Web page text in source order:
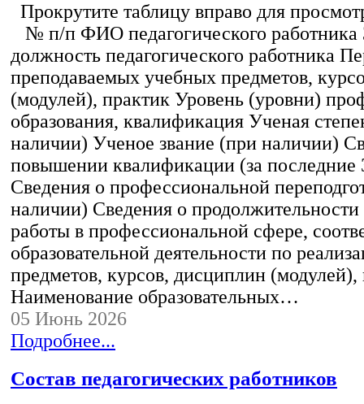
Прокрутите таблицу вправо для
№ п/п ФИО педагогического работника
должность педагогического работника
преподаваемых учебных предметов,
(модулей), практик Уровень (уровни)
образования, квалификация Ученая
наличии) Ученое звание (при наличии)
повышении квалификации (за последние
Сведения о профессиональной
наличии) Сведения о
работы в профессиональной сфере,
образовательной деятельности по
предметов, курсов, дисциплин (модулей),
Наименование образовательных…
05 Июнь 2026
Подробнее...
Состав педагогических работников